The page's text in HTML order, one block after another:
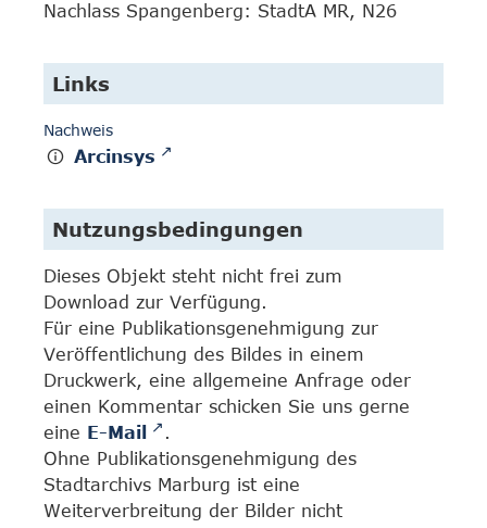
Nachlass Spangenberg: StadtA MR, N26
Links
Nachweis
Arcinsys
Nutzungsbedingungen
Dieses Objekt steht nicht frei zum
Download zur Verfügung.
Für eine Publikationsgenehmigung zur
Veröffentlichung des Bildes in einem
Druckwerk, eine allgemeine Anfrage oder
einen Kommentar schicken Sie uns gerne
eine E-Mail
.
Ohne Publikationsgenehmigung des
Stadtarchivs Marburg ist eine
Weiterverbreitung der Bilder nicht